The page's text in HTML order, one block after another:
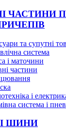
ЧАСТИНИ
та супутні
система
і маточини
частини
і
система і
ШИНИ